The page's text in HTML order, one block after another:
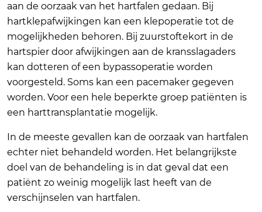
aan de oorzaak van het hartfalen gedaan. Bij
hartklepafwijkingen kan een klepoperatie tot de
mogelijkheden behoren. Bij zuurstoftekort in de
hartspier door afwijkingen aan de kransslagaders
kan dotteren of een bypassoperatie worden
voorgesteld. Soms kan een pacemaker gegeven
worden. Voor een hele beperkte groep patiënten is
een harttransplantatie mogelijk.
In de meeste gevallen kan de oorzaak van hartfalen
echter niet behandeld worden. Het belangrijkste
doel van de behandeling is in dat geval dat een
patiënt zo weinig mogelijk last heeft van de
verschijnselen van hartfalen.